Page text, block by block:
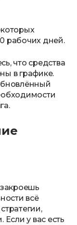
рабочих дней.
что средства
в графике.
всё
у вас есть